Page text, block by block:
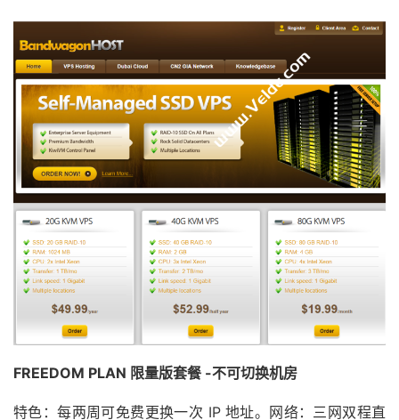
FREEDOM PLAN 限量版套餐 -不可切换机房
特色：每两周可免费更换一次 IP 地址。网络：三网双程直